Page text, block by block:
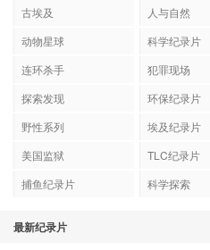
古埃及
人与自然
动物星球
科学纪录片
连环杀手
犯罪现场
探索发现
环保纪录片
野性系列
埃及纪录片
美国监狱
TLC纪录片
捕鱼纪录片
科学探索
最新纪录片